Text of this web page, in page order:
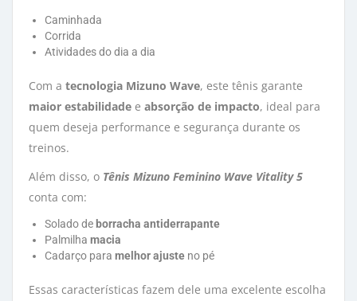
Caminhada
Corrida
Atividades do dia a dia
Com a tecnologia Mizuno Wave, este tênis garante
maior estabilidade e absorção de impacto, ideal para
quem deseja performance e segurança durante os
treinos.
Além disso, o Tênis Mizuno Feminino Wave Vitality 5
conta com:
Solado de borracha antiderrapante
Palmilha macia
Cadarço para melhor ajuste no pé
Essas características fazem dele uma excelente escolha